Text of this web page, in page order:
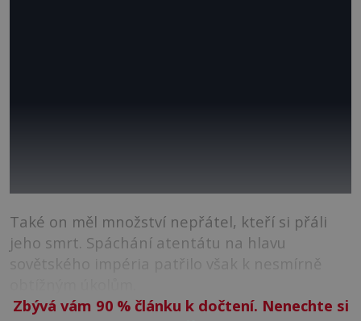
Také on měl množství nepřátel, kteří si přáli
jeho smrt. Spáchání atentátu na hlavu
sovětského impéria patřilo však k nesmírně
Zbývá vám 90 %článku k dočtení. Nenechte si